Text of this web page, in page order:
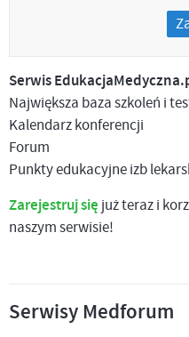
Serwis
Największa baza szkoleń i
Kalendarz konferencji
Forum
Punkty edukacyjne izb
Zarejestruj się już teraz i
naszym serwisie!
Serwisy Medforum